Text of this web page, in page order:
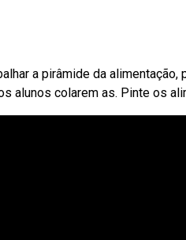
a pirâmide da
alunos colarem as. Pinte os